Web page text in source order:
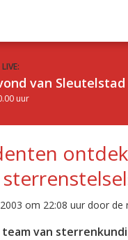
van Sleutelstad
uur
uur 1 van 0
om 22:08 uur door de
van